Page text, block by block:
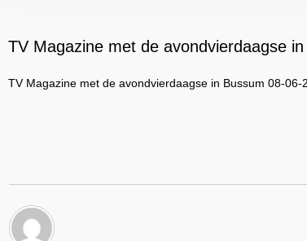
TV Magazine met de avondvierdaagse
TV Magazine met de avondvierdaagse in Bussum 08-06-